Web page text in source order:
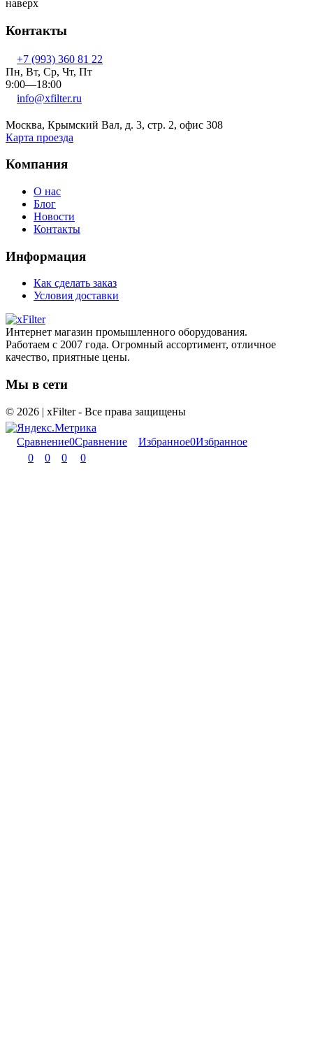
наверх
Контакты
+7 (993) 360 81 22
Пн, Вт, Ср, Чт, Пт
9:00—18:00
info@xfilter.ru
Москва, Крымский Вал, д. 3, стр. 2, офис 308
Карта проезда
Компания
О нас
Блог
Новости
Контакты
Информация
Как сделать заказ
Условия доставки
Интернет магазин промышленного оборудования.
Работаем с 2007 года. Огромный ассортимент, отличное
качество, приятные цены.
Мы в сети
© 2026 | xFilter - Все права защищены
Сравнение0Сравнение Избранное0Избранное
0
0 0 0